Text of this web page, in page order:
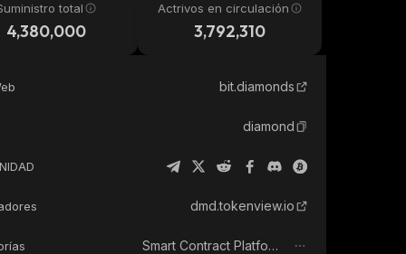
total
4,380,000
Actrivos en circulación
3,792,310
bit.diamonds
diamond
dmd.tokenview.io
Smart Contract Platform